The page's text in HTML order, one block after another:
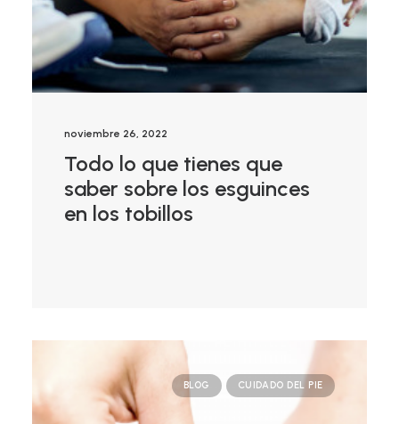
noviembre 26, 2022
Todo lo que tienes que
saber sobre los esguinces
en los tobillos
BLOG CUIDADO DEL PIE